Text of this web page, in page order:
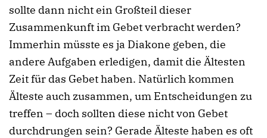
sollte dann nicht ein Großteil dieser
Zusammenkunft im Gebet verbracht werden?
Immerhin müsste es ja Diakone geben, die
andere Aufgaben erledigen, damit die Ältesten
Zeit für das Gebet haben. Natürlich kommen
Älteste auch zusammen, um Entscheidungen zu
treffen – doch sollten diese nicht von Gebet
durchdrungen sein? Gerade Älteste haben es oft